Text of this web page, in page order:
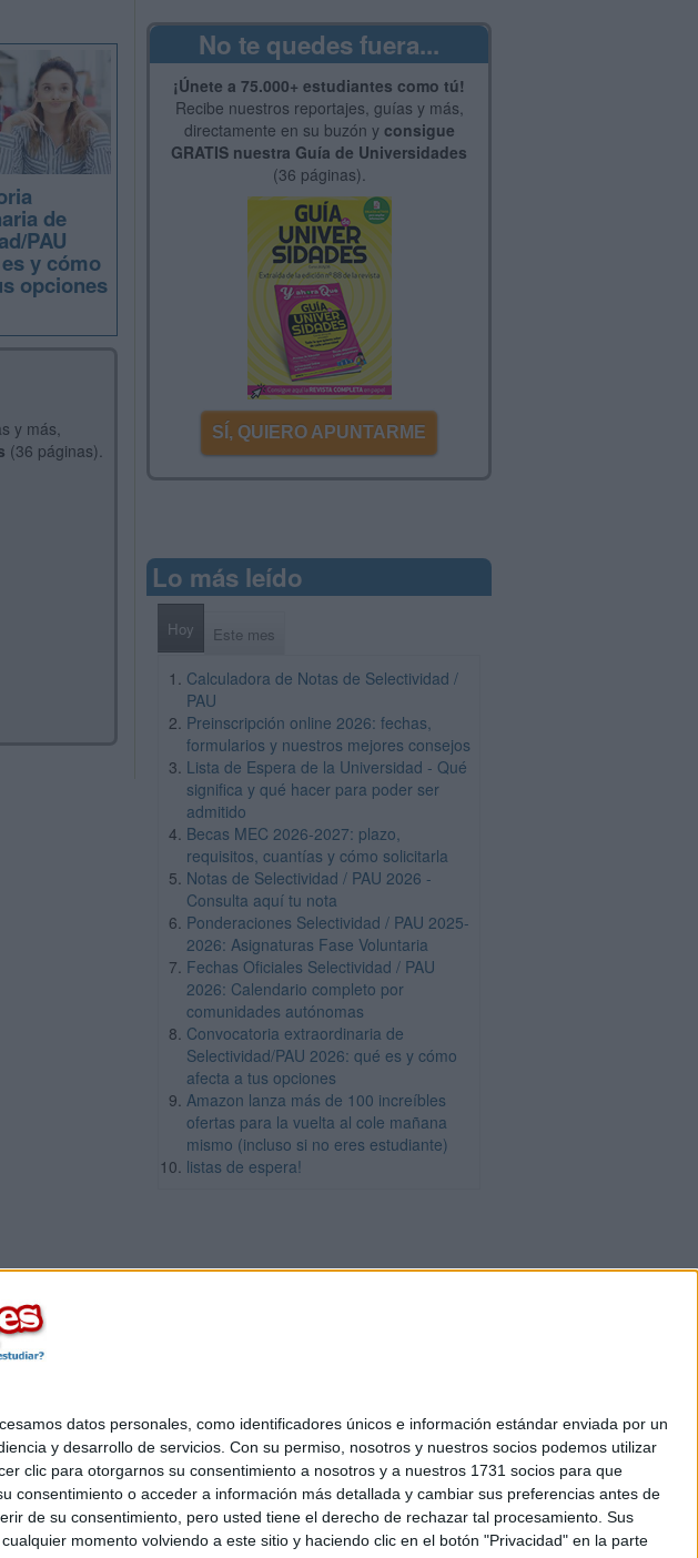
datos personales, como identificadores únicos e información estándar enviada por un
y desarrollo de servicios. Con su permiso, nosotros y nuestros socios podemos utilizar
clic para otorgarnos su consentimiento a nosotros y a nuestros 1731 socios para que
o acceder a información más detallada y cambiar sus preferencias antes de
de su consentimiento, pero usted tiene el derecho de rechazar tal procesamiento. Sus
momento volviendo a este sitio y haciendo clic en el botón "Privacidad" en la parte
de
PAU
y cómo
opciones
y más,
(36 páginas).
No te quedes fuera...
¡Únete a 75.000+ estudiantes como tú!
Recibe nuestros reportajes, guías y más,
directamente en su buzón y consigue
GRATIS nuestra Guía de Universidades
(36 páginas).
SÍ, QUIERO APUNTARME
Lo más leído
Hoy Este mes
Calculadora de Notas de Selectividad /
PAU
Preinscripción online 2026: fechas,
formularios y nuestros mejores consejos
Lista de Espera de la Universidad - Qué
significa y qué hacer para poder ser
admitido
Becas MEC 2026-2027: plazo,
requisitos, cuantías y cómo solicitarla
Notas de Selectividad / PAU 2026 -
Consulta aquí tu nota
Ponderaciones Selectividad / PAU 2025-
2026: Asignaturas Fase Voluntaria
Fechas Oficiales Selectividad / PAU
2026: Calendario completo por
comunidades autónomas
Convocatoria extraordinaria de
Selectividad/PAU 2026: qué es y cómo
afecta a tus opciones
Amazon lanza más de 100 increíbles
ofertas para la vuelta al cole mañana
mismo (incluso si no eres estudiante)
listas de espera!
|Anúnciate
generales|Política de cookies
Madrid [ESPAÑA] - Tel. +34 91 593 2767